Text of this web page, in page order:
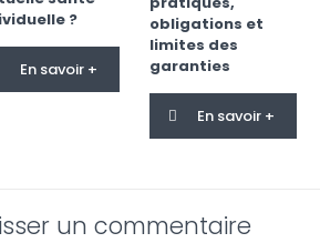
?
En savoir +
obligations et
limites des
garanties
En savoir +
un commentaire